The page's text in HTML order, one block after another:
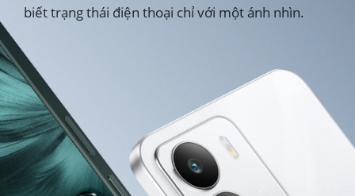
biết trạng thái điện thoại chỉ với một ánh nhìn.